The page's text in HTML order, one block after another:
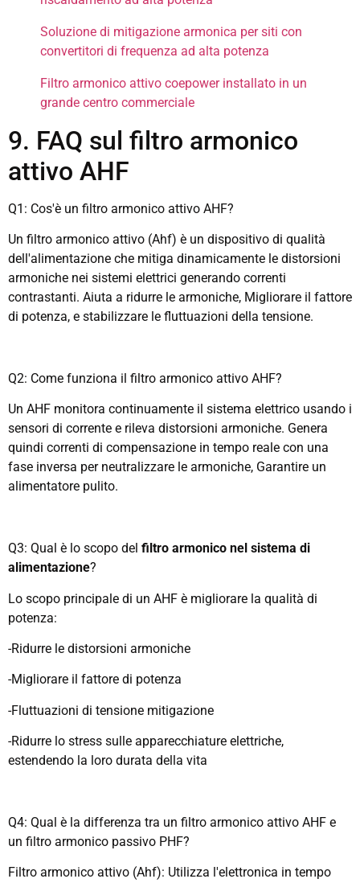
Soluzione di mitigazione armonica per siti con
convertitori di frequenza ad alta potenza
Filtro armonico attivo coepower installato in un
grande centro commerciale
9. FAQ sul filtro armonico
attivo AHF
Q1: Cos'è un filtro armonico attivo AHF?
Un filtro armonico attivo (Ahf) è un dispositivo di qualità
dell'alimentazione che mitiga dinamicamente le distorsioni
armoniche nei sistemi elettrici generando correnti
contrastanti. Aiuta a ridurre le armoniche, Migliorare il fattore
di potenza, e stabilizzare le fluttuazioni della tensione.
Q2: Come funziona il filtro armonico attivo AHF?
Un AHF monitora continuamente il sistema elettrico usando i
sensori di corrente e rileva distorsioni armoniche. Genera
quindi correnti di compensazione in tempo reale con una
fase inversa per neutralizzare le armoniche, Garantire un
alimentatore pulito.
Q3: Qual è lo scopo del filtro armonico nel sistema di
alimentazione?
Lo scopo principale di un AHF è migliorare la qualità di
potenza:
-Ridurre le distorsioni armoniche
-Migliorare il fattore di potenza
-Fluttuazioni di tensione mitigazione
-Ridurre lo stress sulle apparecchiature elettriche,
estendendo la loro durata della vita
Q4: Qual è la differenza tra un filtro armonico attivo AHF e
un filtro armonico passivo PHF?
Filtro armonico attivo (Ahf): Utilizza l'elettronica in tempo